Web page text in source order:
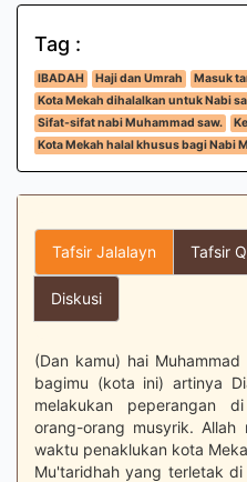
Tag :
IBADAH Haji dan Umrah Masuk
Kota Mekah dihalalkan untuk Nabi
Sifat-sifat nabi Muhammad saw.
Kota Mekah halal khusus bagi Nabi
Tafsir Jalalayn Tafsir
Diskusi
(Dan kamu) hai
bagimu (kota ini) artinya
melakukan peperangan
orang-orang musyrik. Allah
waktu penaklukan kota
Mu'taridhah yang terletak